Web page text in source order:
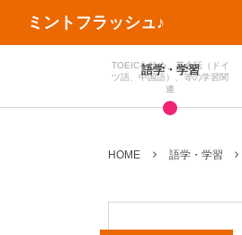
ミントフラッシュ♪
語学・学習
TOEICを始め、英会話（ドイ
ツ語、中国語）、等の学習関
連
HOME 語学・学習